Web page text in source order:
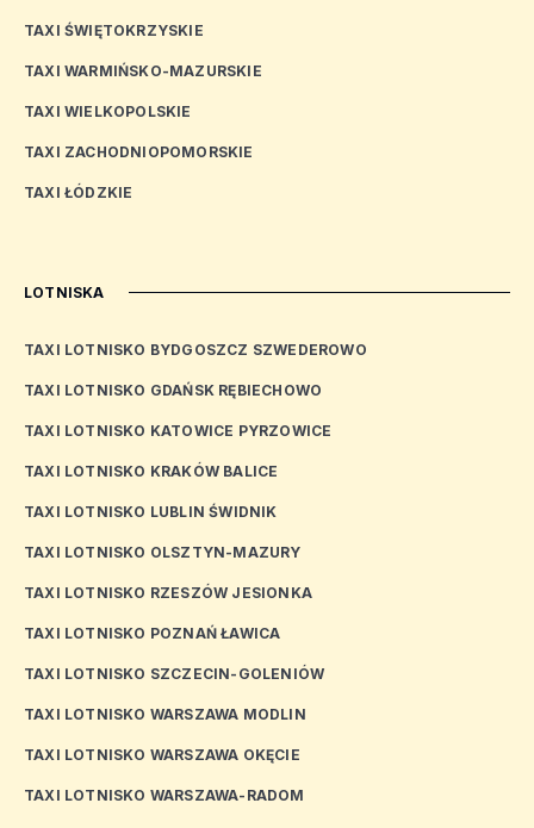
TAXI ŚWIĘTOKRZYSKIE
TAXI WARMIŃSKO-MAZURSKIE
TAXI WIELKOPOLSKIE
TAXI ZACHODNIOPOMORSKIE
TAXI ŁÓDZKIE
LOTNISKA
TAXI LOTNISKO BYDGOSZCZ SZWEDEROWO
TAXI LOTNISKO GDAŃSK RĘBIECHOWO
TAXI LOTNISKO KATOWICE PYRZOWICE
TAXI LOTNISKO KRAKÓW BALICE
TAXI LOTNISKO LUBLIN ŚWIDNIK
TAXI LOTNISKO OLSZTYN-MAZURY
TAXI LOTNISKO RZESZÓW JESIONKA
TAXI LOTNISKO POZNAŃ ŁAWICA
TAXI LOTNISKO SZCZECIN-GOLENIÓW
TAXI LOTNISKO WARSZAWA MODLIN
TAXI LOTNISKO WARSZAWA OKĘCIE
TAXI LOTNISKO WARSZAWA-RADOM